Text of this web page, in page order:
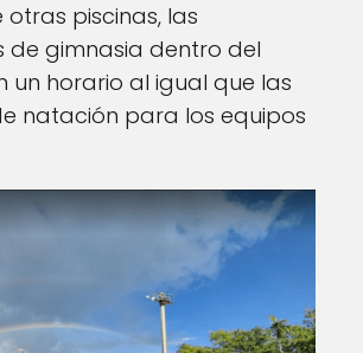
otras piscinas, las
de gimnasia dentro del
un horario al igual que las
natación para los equipos